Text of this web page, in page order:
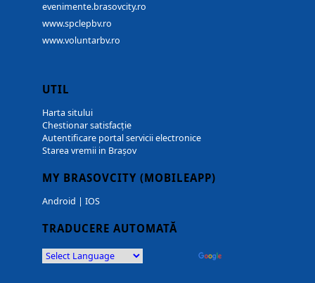
evenimente.brasovcity.ro
www.spclepbv.ro
www.voluntarbv.ro
UTIL
Harta sitului
Chestionar satisfacție
Autentificare portal servicii electronice
Starea vremii in Brașov
MY BRASOVCITY (MOBILEAPP)
Android | IOS
TRADUCERE AUTOMATĂ